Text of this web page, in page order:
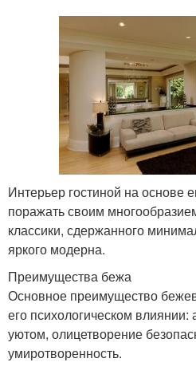
Интерьер гостиной на основе
поражать своим
классики, сдержанного
яркого модерна.
Преимущества бежа
Основное преимущество
его психологическом
уютом, олицетворение
умиротворенность.